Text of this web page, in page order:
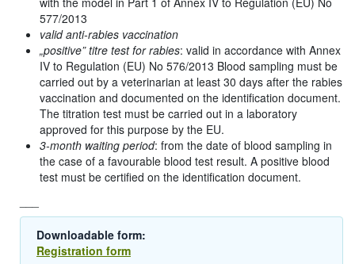
577/2013
valid anti-rabies vaccination
„positive” titre test for rabies: valid in accordance with Annex
IV to Regulation (EU) No 576/2013 Blood sampling must be
carried out by a veterinarian at least 30 days after the rabies
vaccination and documented on the identification document.
The titration test must be carried out in a laboratory
approved for this purpose by the EU.
3-month waiting period: from the date of blood sampling in
the case of a favourable blood test result. A positive blood
test must be certified on the identification document.
Downloadable form:
Registration form